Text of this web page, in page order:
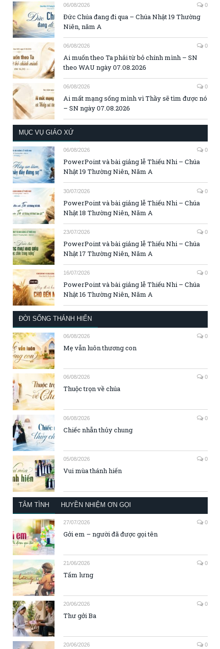
06/08/2026 0
Đức Chúa đang đi qua – Chúa Nhật 19 Thường
Niên, năm A
06/08/2026 0
Ai muốn theo Ta phải từ bỏ chính mình – SN
theo WAU ngày 07.08.2026
06/08/2026 0
Ai mất mạng sống mình vì Thầy sẽ tìm được nó
– SN ngày 07.08.2026
MỤC VỤ GIÁO XỨ
06/08/2026 0
PowerPoint và bài giảng lễ Thiếu Nhi – Chúa
Nhật 19 Thường Niên, Năm A
30/07/2026 0
PowerPoint và bài giảng lễ Thiếu Nhi – Chúa
Nhật 18 Thường Niên, Năm A
23/07/2026 0
PowerPoint và bài giảng lễ Thiếu Nhi – Chúa
Nhật 17 Thường Niên, Năm A
16/07/2026 0
PowerPoint và bài giảng lễ Thiếu Nhi – Chúa
Nhật 16 Thường Niên, Năm A
ĐỜI SỐNG THÁNH HIẾN
06/08/2026 0
Mẹ vẫn luôn thương con
06/08/2026 0
Thuộc trọn về chúa
06/08/2026 0
Chiếc nhẫn thủy chung
05/08/2026 0
Vui mùa thánh hiến
TÂM TÌNH HUYỀN NHIỆM ƠN GỌI
27/07/2026 0
Gởi em – người đã được gọi tên
21/06/2026 0
Tấm lưng
20/06/2026 0
Thư gởi Ba
20/06/2026 0